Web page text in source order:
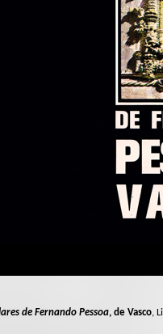
de Fernando Pessoa, de Vasco,